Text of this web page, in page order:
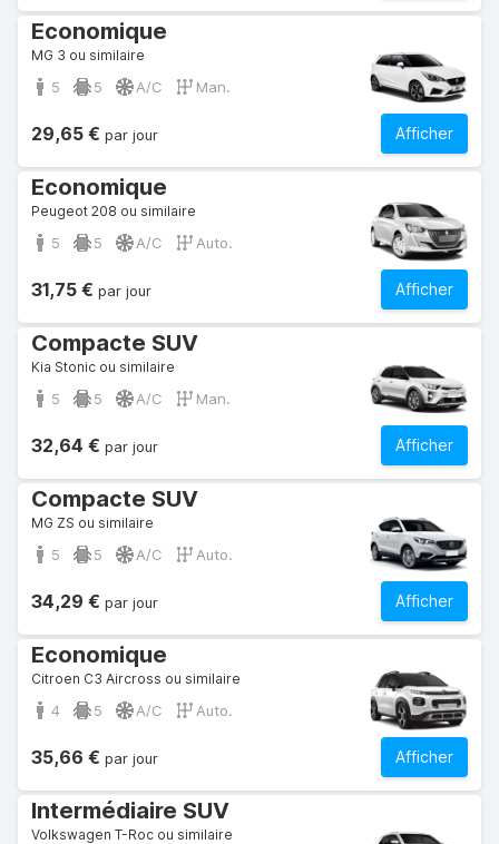
Economique
MG 3 ou similaire
5 5 A/C Man.
Afficher
29,65 € par jour
Economique
Peugeot 208 ou similaire
5 5 A/C Auto.
Afficher
31,75 € par jour
Compacte SUV
Kia Stonic ou similaire
5 5 A/C Man.
Afficher
32,64 € par jour
Compacte SUV
MG ZS ou similaire
5 5 A/C Auto.
Afficher
34,29 € par jour
Economique
Citroen C3 Aircross ou similaire
4 5 A/C Auto.
Afficher
35,66 € par jour
Intermédiaire SUV
Volkswagen T-Roc ou similaire